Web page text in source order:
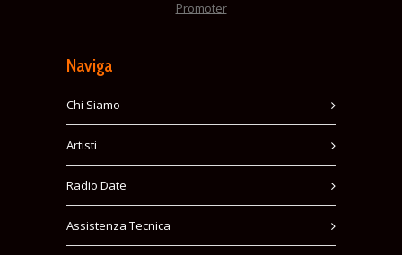
Promoter
Naviga
Chi Siamo
Artisti
Radio Date
Assistenza Tecnica